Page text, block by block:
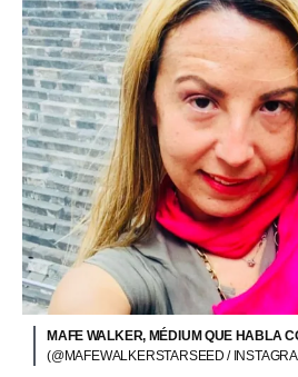
MAFE WALKER, MÉDIUM QUE HABLA
(@MAFEWALKERSTARSEED /